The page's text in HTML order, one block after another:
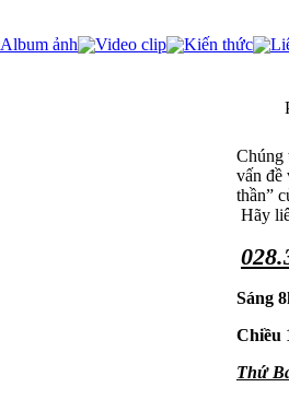
Album ảnh Video clip Kiến thức
Chúng
vấn đề
thần”
Hãy
Sáng
Chiều
Thứ